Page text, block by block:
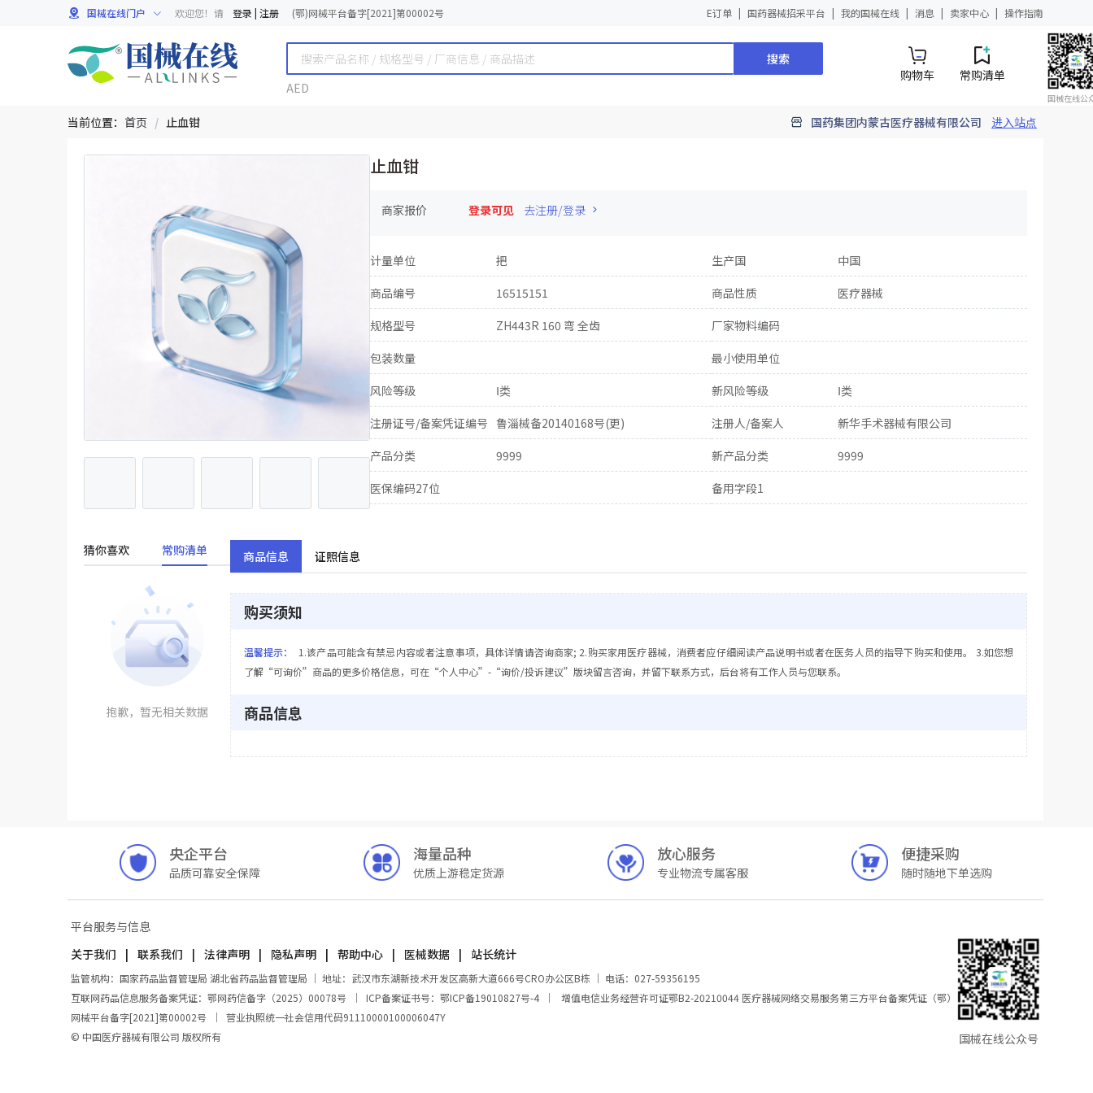
国械在线门户 欢迎您！请 登录 | 注册 (鄂)网械平台备字[2021]第00002号 E订单 国药器械招采平台 我的国械在线 消息 卖家中心 操作指南
搜索
AED
购物车 常购清单
国械在线公
当前位置： 首页 / 止血钳 国药集团内蒙古医疗器械有限公司 进入站点
止血钳
商家报价 登录可见 去注册/登录
计量单位 把 生产国
中国
商品编号
16515151 商品性质
医疗器械
规格型号
ZH443R 160 弯 全齿
厂家物料编码
包装数量
最小使用单位
风险等级
Ⅰ类 新风险等级
Ⅰ类
注册证号/备案凭证编号 鲁淄械备20140168号(更) 注册人/备案人
新华手术器械有限公司
产品分类
9999 新产品分类
9999
医保编码27位
备用字段1
猜你喜欢 常购清单
抱歉，暂无相关数据
商品信息 证照信息
购买须知
温馨提示：
1.该产品可能含有禁忌内容或者注意事项，具体详情请咨询商家; 2.购买家用医疗器械，消费者应仔细阅读产品说明书或者在医务人员的指导下购买和使用。 3.如您想
了解“可询价”商品的更多价格信息，可在“个人中心”-“询价/投诉建议”版块留言咨询，并留下联系方式，后台将有工作人员与您联系。
商品信息
央企平台
品质可靠安全保障
海量品种
优质上游稳定货源
放心服务
专业物流专属客服
便捷采购
随时随地下单选购
平台服务与信息
关于我们
联系我们 法律声明 隐私声明 帮助中心 医械数据 站长统计
监管机构：国家药品监督管理局 湖北省药品监督管理局 ｜ 地址：武汉市东湖新技术开发区高新大道666号CRO办公区B栋 ｜ 电话：027-59356195
互联网药品信息服务备案凭证：鄂网药信备字（2025）00078号
｜ ICP备案证书号：鄂ICP备19010827号-4 ｜ 增值电信业务经营许可证鄂B2-20210044 医疗器械网络交易服务第三方平台备案凭证（鄂）
网械平台备字[2021]第00002号
｜ 营业执照统一社会信用代码91110000100006047Y
© 中国医疗器械有限公司 版权所有
国械在线公众号